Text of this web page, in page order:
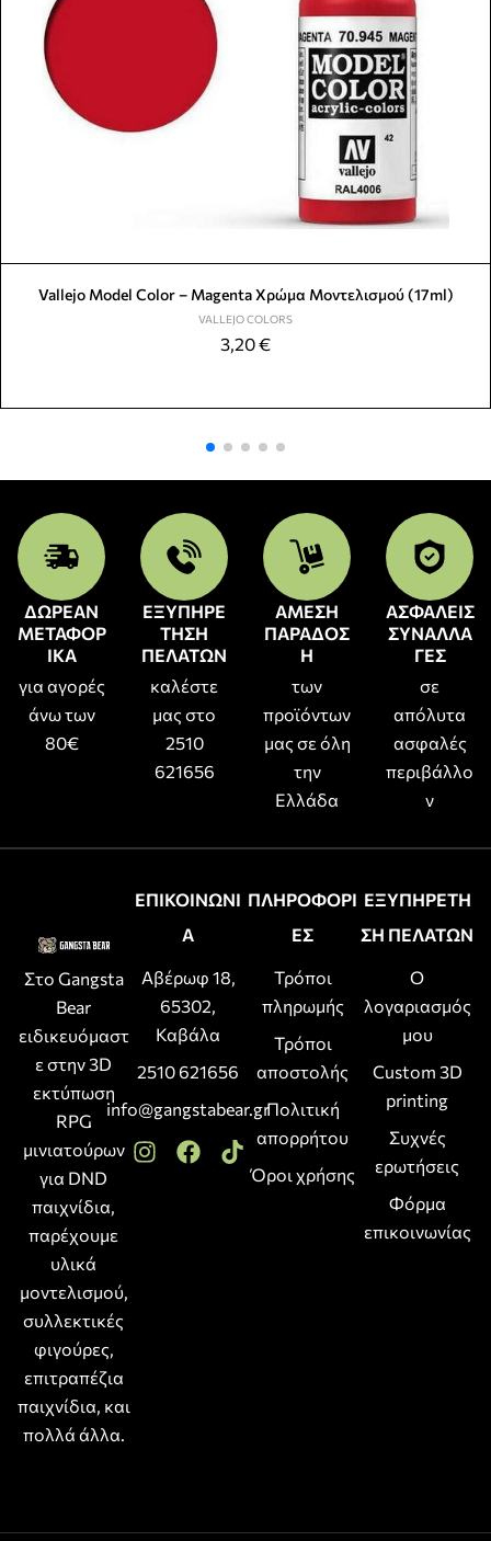
Vallejo Model Color – Magenta Χρώμα Μοντελισμού (17ml)
VALLEJO COLORS
3,20€
ΔΩΡΕΑΝ
ΜΕΤΑΦΟΡ
ΙΚΑ
για αγορές
άνω των
80€
ΕΞΥΠΗΡΕ
ΤΗΣΗ
ΠΕΛΑΤΩΝ
καλέστε
μας στο
2510
621656
ΑΜΕΣΗ
ΠΑΡΑΔΟΣ
Η
των
προϊόντων
μας σε όλη
την
Ελλάδα
ΑΣΦΑΛΕΙΣ
ΣΥΝΑΛΛΑ
ΓΕΣ
σε
απόλυτα
ασφαλές
περιβάλλο
ν
Στο Gangsta
Bear
ειδικευόμαστ
ε στην 3D
εκτύπωση
RPG
μινιατούρων
για DND
παιχνίδια,
παρέχουμε
υλικά
μοντελισμού,
συλλεκτικές
φιγούρες,
επιτραπέζια
παιχνίδια, και
πολλά άλλα.
ΕΠΙΚΟΙΝΩΝΙ
Α
Αβέρωφ 18,
65302,
Καβάλα
2510 621656
info@gangstabear.gr
ΠΛΗΡΟΦΟΡΙ
ΕΣ
Τρόποι
πληρωμής
Τρόποι
αποστολής
Πολιτική
απορρήτου
Όροι χρήσης
ΕΞΥΠΗΡΕΤΗ
ΣΗ ΠΕΛΑΤΩΝ
Ο
λογαριασμός
μου
Custom 3D
printing
Συχνές
ερωτήσεις
Φόρμα
επικοινωνίας